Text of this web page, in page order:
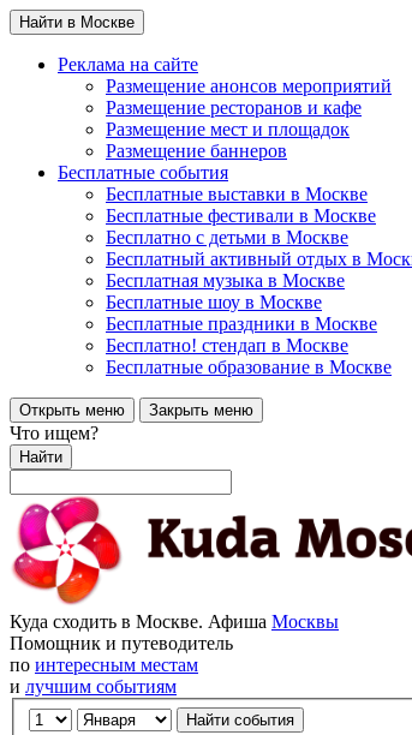
Найти в Москве
Реклама на сайте
Размещение анонсов мероприятий
Размещение ресторанов и кафе
Размещение мест и площадок
Размещение баннеров
Бесплатные события
Бесплатные выставки в Москве
Бесплатные фестивали в Москве
Бесплатно с детьми в Москве
Бесплатный активный отдых в
Бесплатная музыка в Москве
Бесплатные шоу в Москве
Бесплатные праздники в Москве
Бесплатно! стендап в Москве
Бесплатные образование в Москве
Открыть меню Закрыть меню
Что ищем?
Найти
Куда сходить в Москве. Афиша Москвы
Помощник и путеводитель
по интересным местам
и лучшим событиям